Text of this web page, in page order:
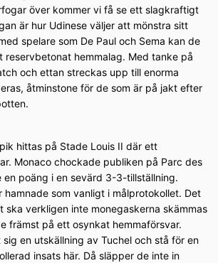
över kommer vi få se ett slagkraftigt
är hur Udinese väljer att mönstra sitt
spelare som De Paul och Sema kan de
reservbetonat hemmalag. Med tanke på
och ettan streckas upp till enorma
åtminstone för de som är på jakt efter
hittas på Stade Louis II där ett
Monaco chockade publiken på Parc des
en poäng i en sevärd 3-3-tillställning.
hamnade som vanligt i målprotokollet. Det
ska verkligen inte monegaskerna skämmas
främst på ett osynkat hemmaförsvar.
sig en utskällning av Tuchel och stå för en
insats här. Då släpper de inte in